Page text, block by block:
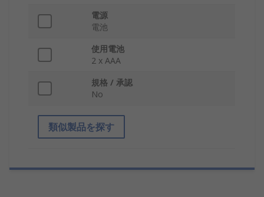
電源
電池
使用電池
2 x AAA
規格 / 承認
No
類似製品を探す